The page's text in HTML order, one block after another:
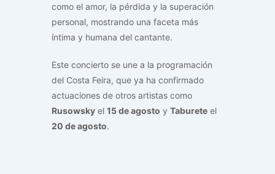
como el amor, la pérdida y la superación
personal, mostrando una faceta más
íntima y humana del cantante.
Este concierto se une a la programación
del Costa Feira, que ya ha confirmado
actuaciones de otros artistas como
Rusowsky el 15 de agosto y Taburete el
20 de agosto.